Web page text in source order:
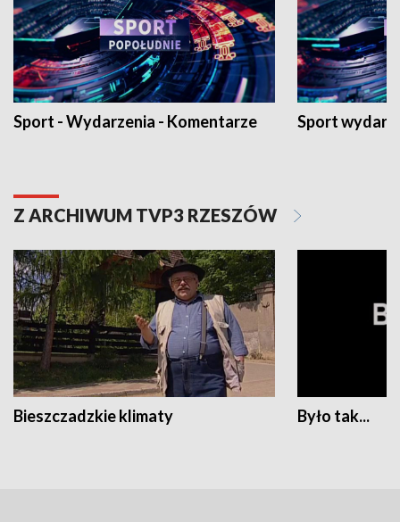
Sport - Wydarzenia - Komentarze Sport
Z ARCHIWUM TVP3 RZESZÓW
Bieszczadzkie klimaty Było tak...